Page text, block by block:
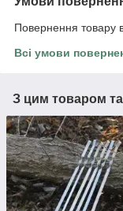
Повернення товару
Всі умови
З цим товаром